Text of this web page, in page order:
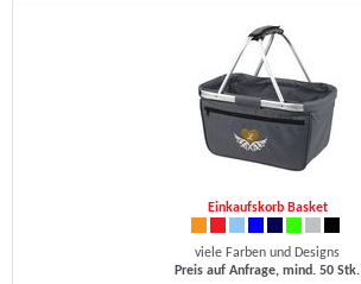
Einkaufskorb Basket
viele Farben und Designs
Preis auf Anfrage, mind. 50 Stk.